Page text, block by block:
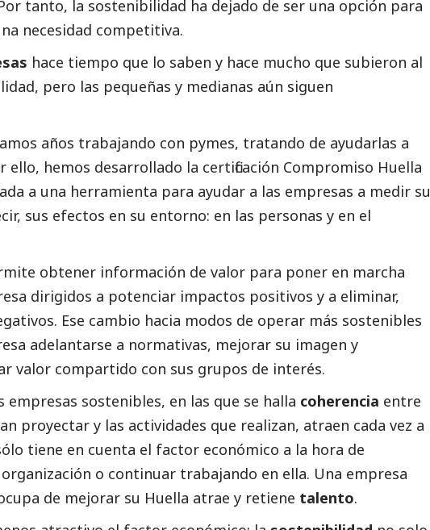
tanto, la sostenibilidad ha dejado de ser una opción para
necesidad competitiva.
hace tiempo que lo saben y hace mucho que subieron al
pero las pequeñas y medianas aún siguen
años trabajando con pymes, tratando de ayudarlas a
ello, hemos desarrollado la certificación Compromiso Huella
a una herramienta para ayudar a las empresas a medir su
sus efectos en su entorno: en las personas y en el
obtener información de valor para poner en marcha
dirigidos a potenciar impactos positivos y a eliminar,
Ese cambio hacia modos de operar más sostenibles
adelantarse a normativas, mejorar su imagen y
valor compartido con sus grupos de interés.
empresas sostenibles, en las que se halla coherencia entre
proyectar y las actividades que realizan, atraen cada vez a
tiene en cuenta el factor económico a la hora de
o continuar trabajando en ella. Una empresa
de mejorar su Huella atrae y retiene talento.